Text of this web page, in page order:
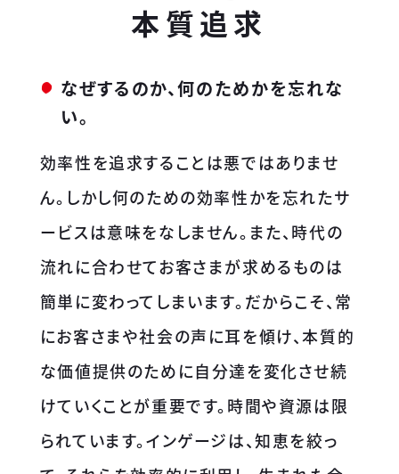
本質追求
なぜするのか、何のためかを忘れな
い。
効率性を追求することは悪ではありませ
ん。しかし何のための効率性かを忘れたサ
ービスは意味をなしません。また、時代の
流れに合わせてお客さまが求めるものは
簡単に変わってしまいます。だからこそ、常
にお客さまや社会の声に耳を傾け、本質的
な価値提供のために自分達を変化させ続
けていくことが重要です。時間や資源は限
られています。インゲージは、知恵を絞っ